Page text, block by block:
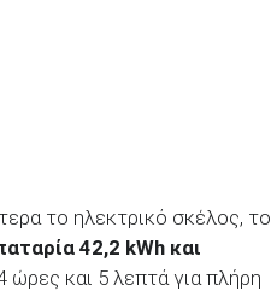
το ηλεκτρικό σκέλος, το
42,2 kWh και
ώρες και 5 λεπτά για πλήρη